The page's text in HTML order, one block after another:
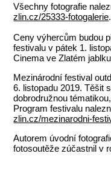
Všechny fotografie
zlin.cz/25333-fotogalerie.
Ceny výhercům budou
festivalu v pátek 1.
Cinema ve Zlatém
Mezinárodní festival
6. listopadu 2019. Těšit
dobrodružnou
Program festivalu
zlin.cz/mezinarodni-
Autorem úvodní
fotosoutěže zúčastnil v